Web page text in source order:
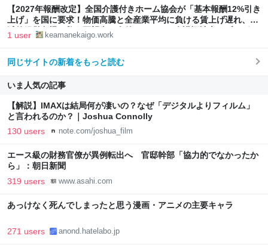
【2027年報酬改定】全国介護付きホーム協会が「基本報酬12%引き
上げ」を国に要求！物価高騰と全産業平均に負ける賃上げ遅れ、破
滅的経営危機を救う要望書の全貌 - ケアマネ介護福祉士のブログ
1 user keamanekaigo.work
同じサイトの新着をもっと読む
いま人気の記事
【解説】IMAXは結局何が凄いの？なぜ「デジタルよりフィルム」
と言われるのか？｜Joshua Connolly
130 users note.com/joshua_film
エース級の財務官僚が異例転出へ 官邸幹部「協力的でなかったか
ら」：朝日新聞
319 users www.asahi.com
あっけなく死んでしまったと思う漫画・アニメの主要キャラ
271 users anond.hatelabo.jp